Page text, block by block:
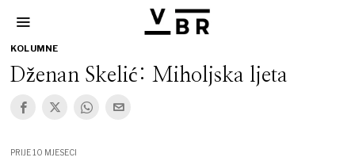
KOLUMNE
Dženan Skelić: Miholjska ljeta
PRIJE 10 MJESECI